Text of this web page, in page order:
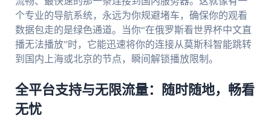
个专业的导航系统，永远为你规避堵车，确保你的观看
数据包走的是绿色通道。当你“在俄罗斯看世界杯中文直
播无法播放”时，它能迅速将你的连接从莫斯科智能跳转
到国内上海或北京的节点，瞬间解锁播放限制。
全平台支持与无限流量：随时随地，畅看
无忧